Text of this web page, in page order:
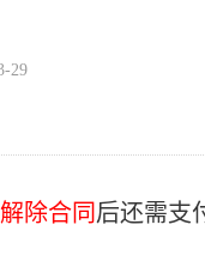
29
解除合同 后还需支